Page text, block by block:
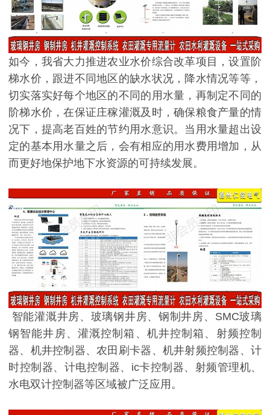
如今，我省大力推进农业水价综合改革项目，设置阶
梯水价，跟进不同地区的缺水状况，降水情况等等，
切实落实好每个地区的不同的用水量，再制定不同的
阶梯水价，在保证庄稼灌溉及时，确保粮食产量的情
况下，提高老百姓的节约用水意识。当用水量超出设
定的基本用水量之后，会有相应的用水费用增加，从
而更好地保护地下水资源的可持续发展。
智能灌溉井房、玻璃钢井房、钢制井房、SMC玻璃
钢智能井房、灌溉控制箱、机井控制箱、射频控制
器、机井控制器、农田刷卡器、机井射频控制器、计
时控制器、计电控制器、ic卡控制器、射频管理机、
水电双计控制器等区域被广泛应用。